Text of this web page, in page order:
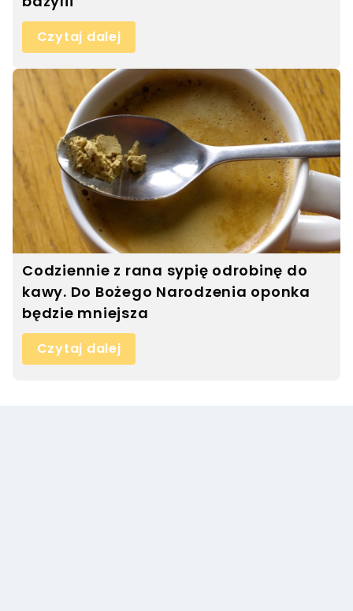
Czytaj dalej
Codziennie z rana sypię odrobinę do
kawy. Do Bożego Narodzenia oponka
będzie mniejsza
Czytaj dalej